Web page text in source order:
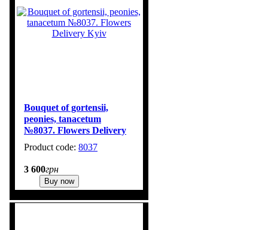
Bouquet of gortensii,
peonies, tanacetum
№8037. Flowers Delivery
Kyiv
8037
3 600грн
Buy now